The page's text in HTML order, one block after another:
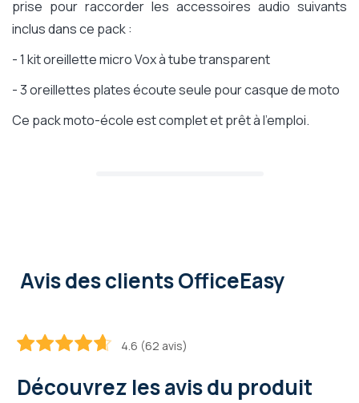
prise pour raccorder les accessoires audio suivants
inclus dans ce pack :
- 1 kit oreillette micro Vox à tube transparent
- 3 oreillettes plates écoute seule pour casque de moto
Ce pack moto-école est complet et prêt à l'emploi.
Avis des clients OfficeEasy
4.6 (62 avis)
Découvrez les avis du produit